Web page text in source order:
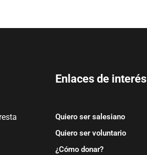
Enlaces de interés
Quiero ser salesiano
Quiero ser voluntario
¿Cómo donar?